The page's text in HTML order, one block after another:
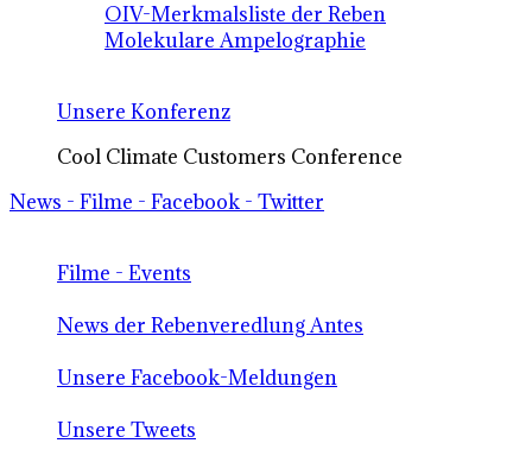
OIV-Merkmalsliste der Reben
Molekulare Ampelographie
Unsere Konferenz
Cool Climate Customers Conference
News - Filme - Facebook - Twitter
Filme - Events
News der Rebenveredlung Antes
Unsere Facebook-Meldungen
Unsere Tweets